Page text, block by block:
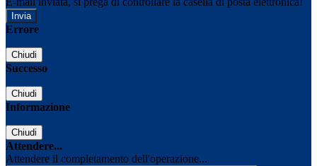
Errore
Chiudi
Successo
Chiudi
Informazione
Chiudi
Attendere...
Attendere il completamento dell'operazione...